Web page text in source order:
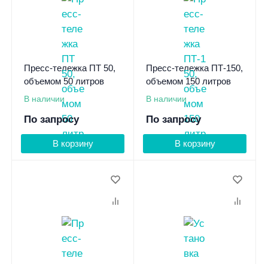
Пресс-тележка ПТ 50,
объемом 50 литров
В наличии
По запросу
В корзину
Пресс-тележка ПТ-150,
объемом 150 литров
В наличии
По запросу
В корзину